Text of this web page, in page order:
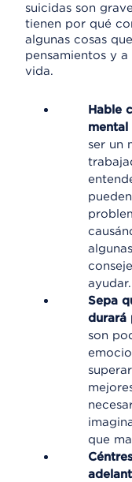
suicidas son
tienen por qué
algunas cosas
pensamientos y
vida.
Hable
mental
ser un
ayudar.
Sepa
durará
son
que